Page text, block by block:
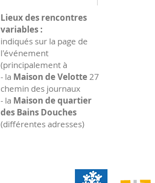
Lieux des rencontres
variables :
indiqués sur la page de
l'événement
(principalement à
- la Maison de Velotte27
chemin des journaux
- la Maison de quartier
des Bains Douches
(différentes adresses)